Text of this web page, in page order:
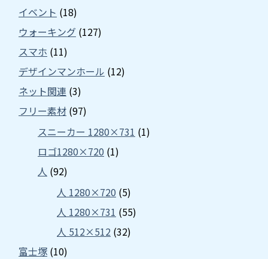
イベント (18)
ウォーキング (127)
スマホ (11)
デザインマンホール (12)
ネット関連 (3)
フリー素材 (97)
スニーカー 1280×731 (1)
ロゴ1280×720 (1)
人 (92)
人 1280×720 (5)
人 1280×731 (55)
人 512×512 (32)
富士塚 (10)